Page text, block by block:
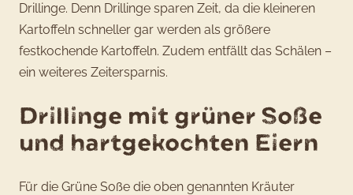
Drillinge. Denn Drillinge sparen Zeit, da die kleineren
Kartoffeln schneller gar werden als größere
festkochende Kartoffeln. Zudem entfällt das Schälen –
ein weiteres Zeitersparnis.
Drillinge mit grüner Soße
und hartgekochten Eiern
Für die Grüne Soße die oben genannten Kräuter